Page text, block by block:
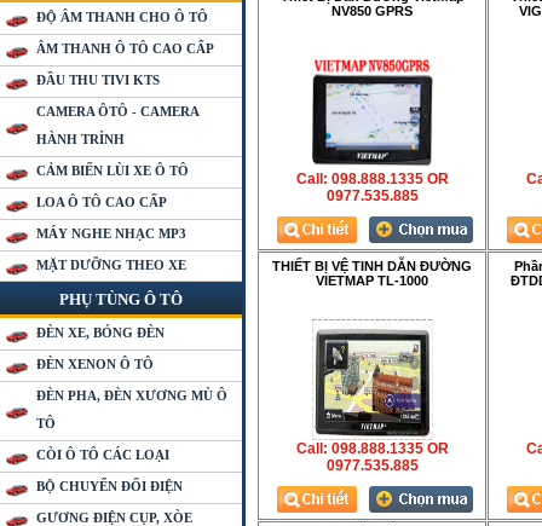
ĐỘ ÂM THANH CHO Ô TÔ
ÂM THANH Ô TÔ CAO CẤP
ĐẦU THU TIVI KTS
CAMERA ÔTÔ - CAMERA
HÀNH TRÌNH
CẢM BIẾN LÙI XE Ô TÔ
LOA Ô TÔ CAO CẤP
MÁY NGHE NHẠC MP3
MẶT DƯỠNG THEO XE
PHỤ TÙNG Ô TÔ
ĐÈN XE, BÓNG ĐÈN
ĐÈN XENON Ô TÔ
ĐÈN PHA, ĐÈN XƯƠNG MÙ Ô
TÔ
CÒI Ô TÔ CÁC LOẠI
BỘ CHUYỂN ĐỔI ĐIỆN
GƯƠNG ĐIỆN CỤP, XÒE
NV850 GPRS
Call: 098.888.1335 OR
0977.535.885
THIẾT BỊ VỆ TINH DẪN ĐƯỜNG
VIETMAP TL-1000
Call: 098.888.1335 OR
0977.535.885